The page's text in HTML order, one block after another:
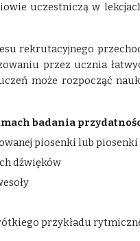
uczestniczą w
rekrutacyjnego
przez ucznia
może rozpocząć
badania
piosenki lub
dźwięków
przykładu